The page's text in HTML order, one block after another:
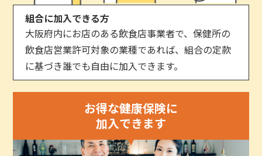
組合に加入できる方
大阪府内にお店のある飲食店事業者で、保健所の
飲食店営業許可対象の業種であれば、組合の定款
に基づき誰でも自由に加入できます。
お得な健康保険に
加入できます